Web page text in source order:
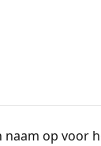
naam op voor